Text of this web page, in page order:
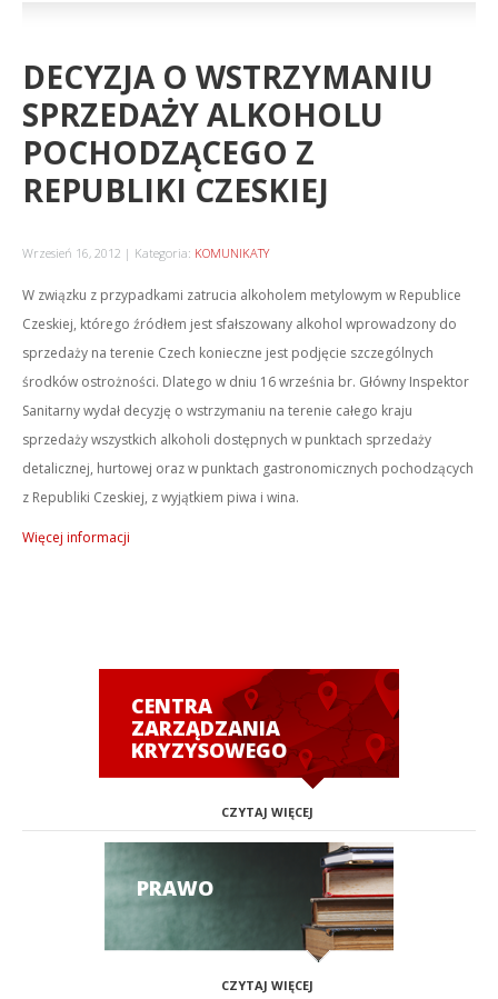
DECYZJA O WSTRZYMANIU
SPRZEDAŻY ALKOHOLU
POCHODZĄCEGO Z
REPUBLIKI CZESKIEJ
Wrzesień 16, 2012 Kategoria: KOMUNIKATY
W związku z przypadkami zatrucia alkoholem metylowym w Republice
Czeskiej, którego źródłem jest sfałszowany alkohol wprowadzony do
sprzedaży na terenie Czech konieczne jest podjęcie szczególnych
środków ostrożności. Dlatego w dniu 16 września br. Główny Inspektor
Sanitarny wydał decyzję o wstrzymaniu na terenie całego kraju
sprzedaży wszystkich alkoholi dostępnych w punktach sprzedaży
detalicznej, hurtowej oraz w punktach gastronomicznych pochodzących
z Republiki Czeskiej, z wyjątkiem piwa i wina.
Więcej informacji
CENTRA
ZARZĄDZANIA
KRYZYSOWEGO
CZYTAJ WIĘCEJ
PRAWO
CZYTAJ WIĘCEJ